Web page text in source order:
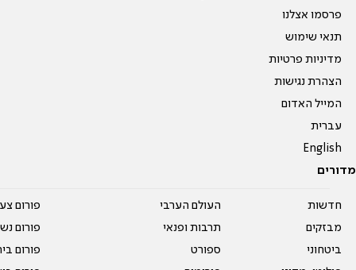
פרסמו אצלנו
תנאי שימוש
מדיניות פרטיות
הצהרת נגישות
המייל האדום
עברית
English
מדורים
חדשות
מבזקים
ביטחוני
העולם הערבי
תרבות ופנאי
ספורט
פורום
פורום
פורום